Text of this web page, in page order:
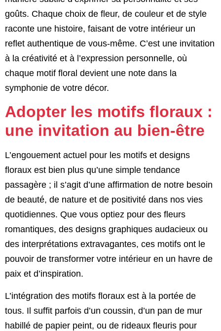
goûts. Chaque choix de fleur, de couleur et de style
raconte une histoire, faisant de votre intérieur un
reflet authentique de vous-même. C’est une invitation
à la créativité et à l’expression personnelle, où
chaque motif floral devient une note dans la
symphonie de votre décor.
Adopter les motifs floraux :
une invitation au bien-être
L’engouement actuel pour les motifs et designs
floraux est bien plus qu’une simple tendance
passagère ; il s’agit d’une affirmation de notre besoin
de beauté, de nature et de positivité dans nos vies
quotidiennes. Que vous optiez pour des fleurs
romantiques, des designs graphiques audacieux ou
des interprétations extravagantes, ces motifs ont le
pouvoir de transformer votre intérieur en un havre de
paix et d’inspiration.
L’intégration des motifs floraux est à la portée de
tous. Il suffit parfois d’un coussin, d’un pan de mur
habillé de papier peint, ou de rideaux fleuris pour